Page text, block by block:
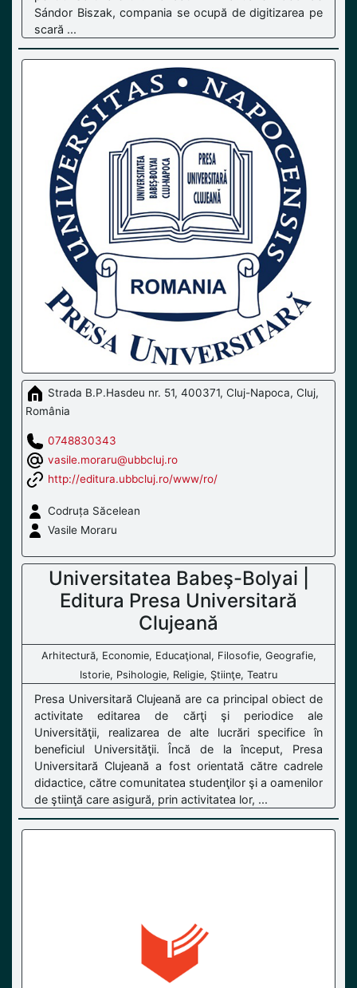
Sándor Biszak, compania se ocupă de digitizarea pe
scară ...
Strada B.P.Hasdeu nr. 51, 400371, Cluj-Napoca, Cluj,
România
0748830343
vasile.moraru@ubbcluj.ro
http://editura.ubbcluj.ro/www/ro/
Codruța Săcelean
Vasile Moraru
Universitatea Babeş-Bolyai |
Editura Presa Universitară
Clujeană
Arhitectură, Economie, Educaţional, Filosofie, Geografie,
Istorie, Psihologie, Religie, Ştiinţe, Teatru
Presa Universitară Clujeană are ca principal obiect de
activitate editarea de cărţi şi periodice ale
Universităţii, realizarea de alte lucrări specifice în
beneficiul Universităţii. Încă de la început, Presa
Universitară Clujeană a fost orientată către cadrele
didactice, către comunitatea studenţilor şi a oamenilor
de ştiinţă care asigură, prin activitatea lor, ...